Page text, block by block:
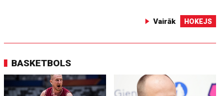
Vairāk HOKEJS
BASKETBOLS